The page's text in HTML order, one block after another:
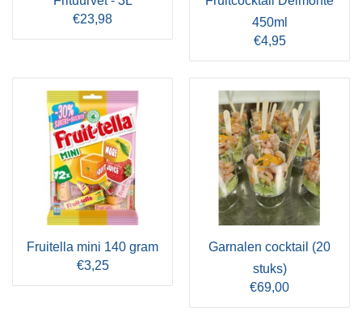
€23,98
450ml
€4,95
Fruitella mini 140 gram
€3,25
Garnalen cocktail (20
stuks)
€69,00